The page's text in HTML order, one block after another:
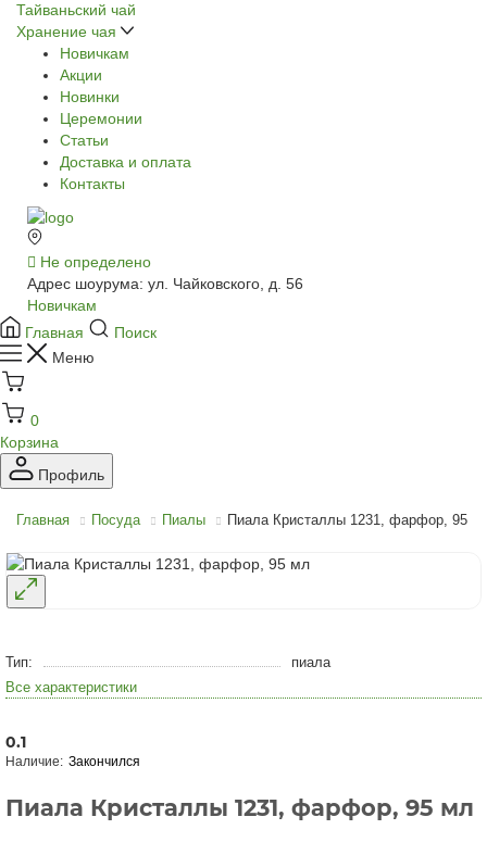
Тайваньский чай
Хранение чая
Новичкам
Акции
Новинки
Церемонии
Статьи
Доставка и оплата
Контакты
Не определено
Адрес шоурума: ул. Чайковского, д. 56
Новичкам
Главная
Поиск
Меню
0
Корзина
Профиль
Главная Посуда Пиалы Пиала Кристаллы 1231, фарфор, 95
Тип:
пиала
Все характеристики
0.1
Закончился
Пиала Кристаллы 1231, фарфор, 95 мл